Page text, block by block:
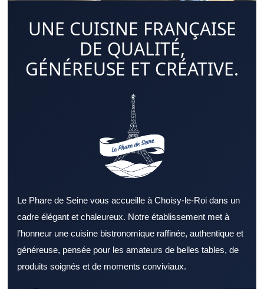
UNE CUISINE FRANÇAISE
DE QUALITÉ,
GÉNÉREUSE ET CRÉATIVE.
Le Phare de Seine vous accueille à Choisy-le-Roi dans un
cadre élégant et chaleureux. Notre établissement met à
l’honneur une cuisine bistronomique raffinée, authentique et
généreuse, pensée pour les amateurs de belles tables, de
produits soignés et de moments conviviaux.